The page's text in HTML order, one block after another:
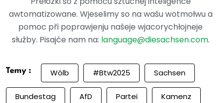
awtomatizowane. Wjeselimy so na wašu wotmołwu a
pomoc při poprawjenju našeje wjacorychłojneje
słužby. Pisajće nam na: language@diesachsen.com.
Temy : Wólb #btw2025 Sachsen
Bundestag AfD Partei Kamenz